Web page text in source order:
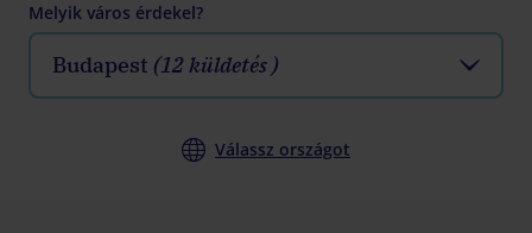
Melyik város érdekel?
Budapest (12 küldetés )
Válassz országot